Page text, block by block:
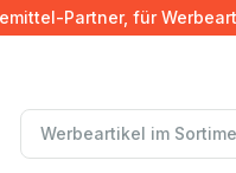
Partner, für